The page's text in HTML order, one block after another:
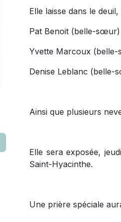
Elle laisse dans le
Pat Benoit (belle-sœur)
Yvette Marcoux
Denise Leblanc (belle-
Ainsi que plusieurs
Elle sera exposée,
Saint-Hyacinthe.
Une prière spéciale